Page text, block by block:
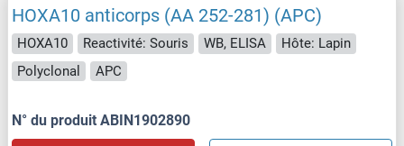
HOXA10 anticorps (AA 252-281) (APC)
HOXA10 Reactivité: Souris WB, ELISA
Hôte: Lapin
Polyclonal
APC
N° du produit ABIN1902890